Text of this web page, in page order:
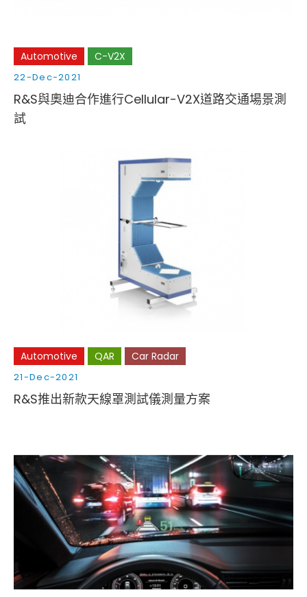
Automotive C-V2X
22-Dec-2021
R&S與奧迪合作進行Cellular-V2X道路交通場景測
試
Automotive QAR Car Radar
21-Dec-2021
R&S推出新款天線罩測試儀測量方案